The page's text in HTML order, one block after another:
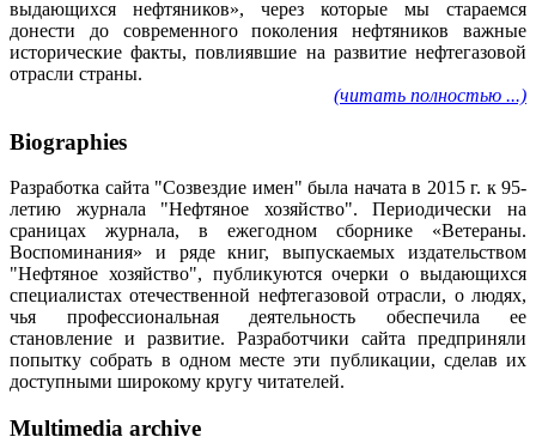
выдающихся нефтяников», через которые мы стараемся
донести до современного поколения нефтяников важные
исторические факты, повлиявшие на развитие нефтегазовой
отрасли страны.
(читать полностью ...)
Biographies
Разработка сайта "Созвездие имен" была начата в 2015 г. к 95-
летию журнала "Нефтяное хозяйство". Периодически на
сраницах журнала, в ежегодном сборнике «Ветераны.
Воспоминания» и ряде книг, выпускаемых издательством
"Нефтяное хозяйство", публикуются очерки о выдающихся
специалистах отечественной нефтегазовой отрасли, о людях,
чья профессиональная деятельность обеспечила ее
становление и развитие. Разработчики сайта предприняли
попытку собрать в одном месте эти публикации, сделав их
доступными широкому кругу читателей.
Multimedia archive